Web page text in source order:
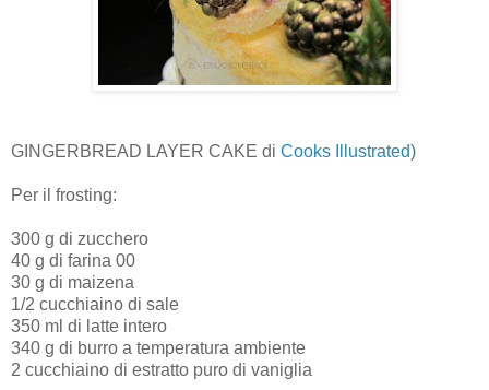
GINGERBREAD LAYER CAKE di Cooks Illustrated)
Per il frosting:
300 g di zucchero
40 g di farina 00
30 g di maizena
1/2 cucchiaino di sale
350 ml di latte intero
340 g di burro a temperatura ambiente
2 cucchiaino di estratto puro di vaniglia